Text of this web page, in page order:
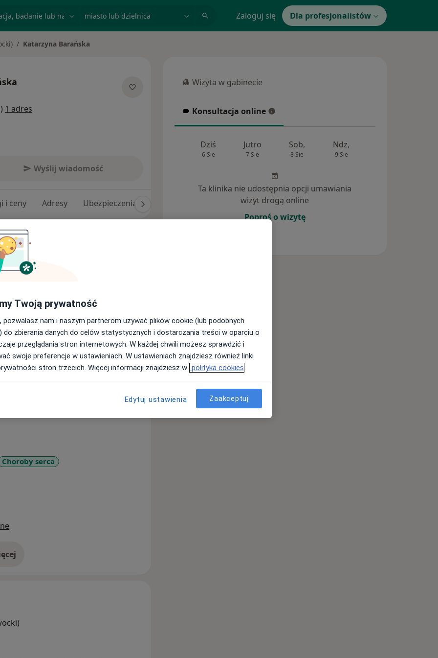
Zaloguj się Dla profesjonalistów
Katarzyna Barańska
1 adres
Wyślij wiadomość
i ceny Adresy Ubezpieczenia Odpowiedzi na pytania (3)
Jezus ul.Lindleya w Warszawie)
holistyczne podejście do
ale też jedność ciała i emocji.
te aspekty, pozwalająca na
chorób cywilizacyjnych- od
po depresje i
w ich drodze ku zdrowiu.
Choroby serca
Wizyta w gabinecie
Wizyta w gabinecie
Konsultacja online
Konsultacja online
Dziś
6 Sie
Jutro
7 Sie
Sob,
8 Sie
Ndz,
9 Sie
Ta klinika nie udostępnia opcji umawiania
wizyt drogą online
Poproś o wizytę
Twoją prywatność
pozwalasz nam i naszym partnerom używać plików cookie (lub podobnych
do zbierania danych do celów statystycznych i dostarczania treści w oparciu o
przeglądania stron internetowych. W każdej chwili możesz sprawdzić i
swoje preferencje w ustawieniach. W ustawieniach znajdziesz również linki
stron trzecich. Więcej informacji znajdziesz w polityka cookies
Edytuj ustawienia Zaakceptuj